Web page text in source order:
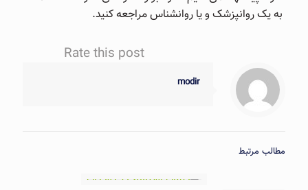
به یک روانپزشک و یا روانشناس مراجعه کنید.
Rate this post
modir
مطالب مرتبط